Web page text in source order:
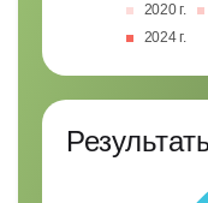
2020 г.
2024 г.